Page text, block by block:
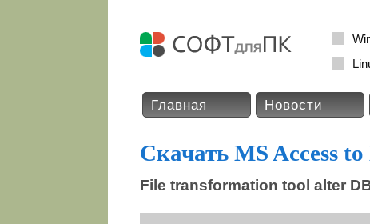
Главная Новости
Скачать MS Access
File transformation tool alter